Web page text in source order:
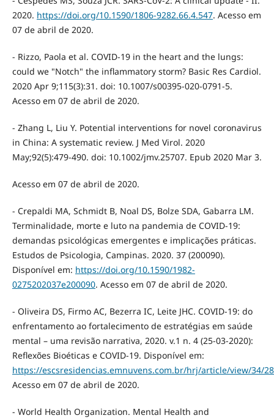
2020. https://doi.org/10.1590/1806-9282.66.4.547. Acesso em
07 de abril de 2020.
- Rizzo, Paola et al. COVID-19 in the heart and the lungs:
could we "Notch" the inflammatory storm? Basic Res Cardiol.
2020 Apr 9;115(3):31. doi: 10.1007/s00395-020-0791-5.
Acesso em 07 de abril de 2020.
- Zhang L, Liu Y. Potential interventions for novel coronavirus
in China: A systematic review. J Med Virol. 2020
May;92(5):479-490. doi: 10.1002/jmv.25707. Epub 2020 Mar 3.
Acesso em 07 de abril de 2020.
- Crepaldi MA, Schmidt B, Noal DS, Bolze SDA, Gabarra LM.
Terminalidade, morte e luto na pandemia de COVID-19:
demandas psicológicas emergentes e implicações práticas.
Estudos de Psicologia, Campinas. 2020. 37 (200090).
Disponível em: https://doi.org/10.1590/1982-
0275202037e200090. Acesso em 07 de abril de 2020.
- Oliveira DS, Firmo AC, Bezerra IC, Leite JHC. COVID-19: do
enfrentamento ao fortalecimento de estratégias em saúde
mental – uma revisão narrativa, 2020. v.1 n. 4 (25-03-2020):
Reflexões Bioéticas e COVID-19. Disponível em:
https://escsresidencias.emnuvens.com.br/hrj/article/view/34/28
Acesso em 07 de abril de 2020.
- World Health Organization. Mental Health and